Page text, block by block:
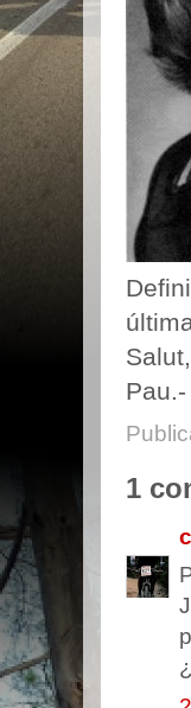
Salut,
Pau.-
1